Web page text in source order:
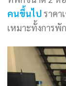
คนขึ้นไป ราคา
เหมาะทั้งการ